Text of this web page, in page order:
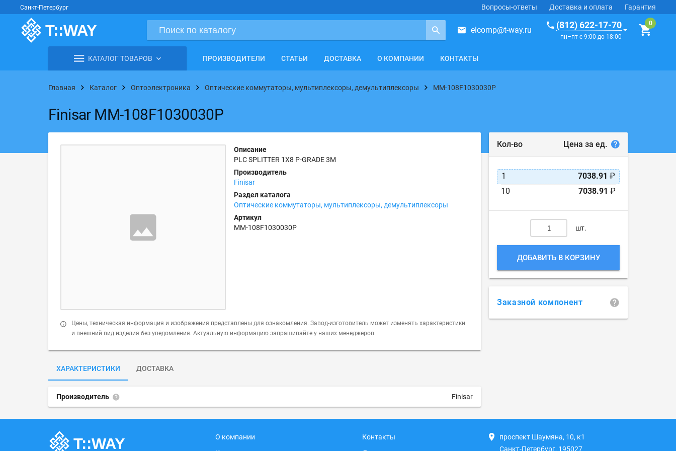
Санкт-Петербург Вопросы-ответы Доставка и оплата Гарантия
elcomp@t-way.ru (812) 622-17-70
пн–пт с 9:00 до 18:00
КАТАЛОГ ТОВАРОВ ПРОИЗВОДИТЕЛИ СТАТЬИ ДОСТАВКА О КОМПАНИИ КОНТАКТЫ
Главная Каталог Оптоэлектроника Оптические коммутаторы, мультиплексоры, демультиплексоры MM-108F1030030P
Finisar MM-108F1030030P
Описание
PLC SPLITTER 1X8 P-GRADE 3M
Производитель
Finisar
Раздел каталога
Оптические коммутаторы, мультиплексоры, демультиплексоры
Артикул
MM-108F1030030P
Цены, техническая информация и изображения представлены для ознакомления. Завод-изготовитель может изменять характеристики
и внешний вид изделия без уведомления. Актуальную информацию запрашивайте у наших менеджеров.
ХАРАКТЕРИСТИКИ ДОСТАВКА
Производитель Finisar
Кол-во Цена за ед.
1 7038.91 ₽
10
7038.91 ₽
шт.
ДОБАВИТЬ В КОРЗИНУ
Заказной компонент
О компании
Контакты
проспект Шаумяна, 10, к1
Санкт-Петербург, 195027